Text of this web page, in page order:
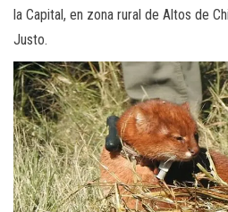
la Capital, en zona rural de Altos de
Justo.